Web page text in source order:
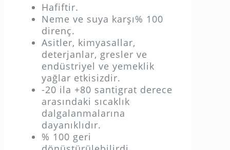
Hafiftir.
Neme ve suya karşı% 100
direnç.
Asitler, kimyasallar,
deterjanlar, gresler ve
endüstriyel ve yemeklik
yağlar etkisizdir.
-20 ila +80 santigrat derece
arasındaki sıcaklık
dalgalanmalarına
dayanıklıdır.
% 100 geri